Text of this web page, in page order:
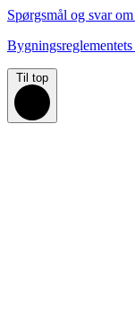
Spørgsmål og svar
Til top